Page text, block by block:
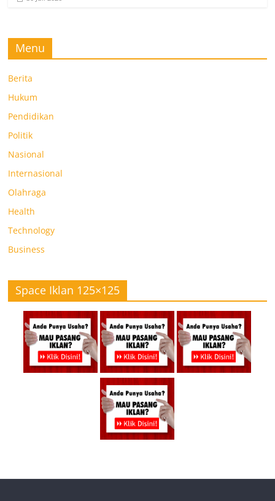
Menu
Berita
Hukum
Pendidikan
Politik
Nasional
Internasional
Olahraga
Health
Technology
Business
Space Iklan 125×125